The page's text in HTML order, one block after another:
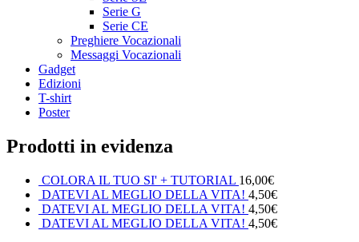
Serie G
Serie CE
Preghiere Vocazionali
Messaggi Vocazionali
Gadget
Edizioni
T-shirt
Poster
Prodotti in evidenza
COLORA IL TUO SI' + TUTORIAL 16,00€
DATEVI AL MEGLIO DELLA VITA! 4,50€
DATEVI AL MEGLIO DELLA VITA! 4,50€
DATEVI AL MEGLIO DELLA VITA! 4,50€